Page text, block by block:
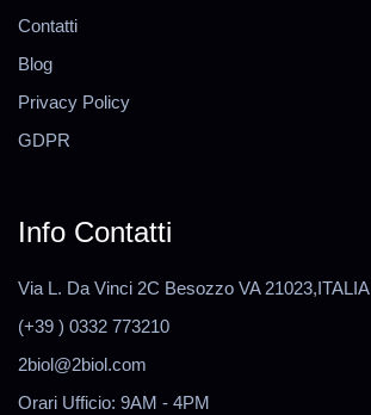
Contatti
Blog
Privacy Policy
GDPR
Info Contatti
Via L. Da Vinci 2C Besozzo VA 21023,ITALIA
(+39 ) 0332 773210
2biol@2biol.com
Orari Ufficio: 9AM - 4PM